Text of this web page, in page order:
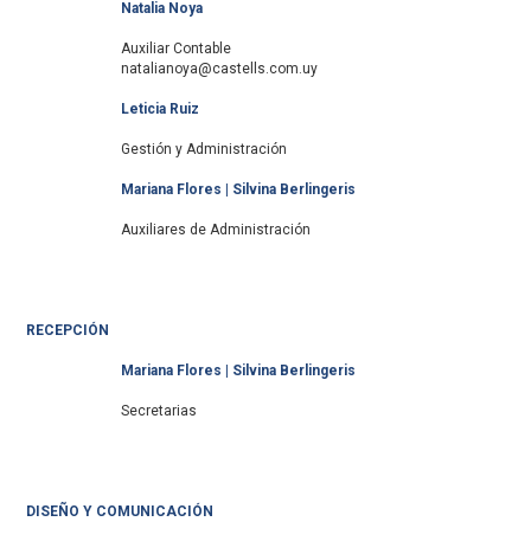
Natalia Noya
Auxiliar Contable
natalianoya@castells.com.uy
Leticia Ruiz
Gestión y Administración
Mariana Flores | Silvina Berlingeris
Auxiliares de Administración
RECEPCIÓN
Mariana Flores | Silvina Berlingeris
Secretarias
DISEÑO Y COMUNICACIÓN